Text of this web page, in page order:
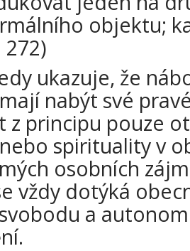
objektu;
272)
ukazuje, že
nabýt své
z principu pouze
spirituality v
osobních
vždy dotýká
a